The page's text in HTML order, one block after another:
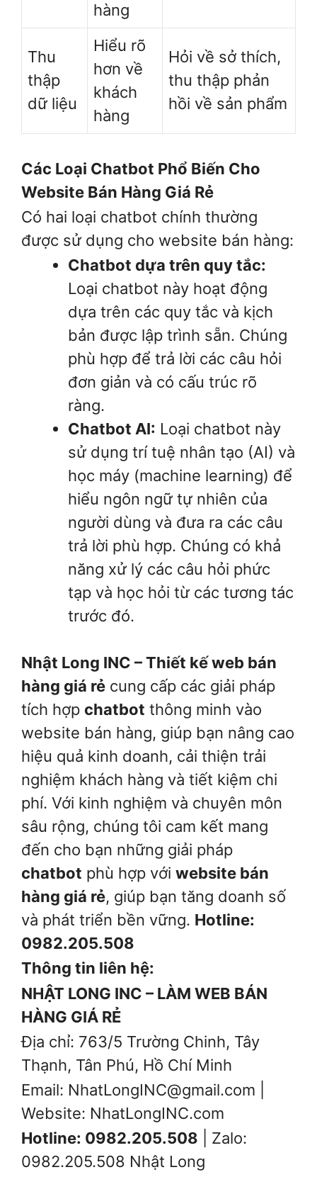
hàng
Thu
thập
dữ liệu
Hiểu rõ
hơn về
khách
hàng
Hỏi về sở thích,
thu thập phản
hồi về sản phẩm
Các Loại Chatbot Phổ Biến Cho
Website Bán Hàng Giá Rẻ
Có hai loại chatbot chính thường
được sử dụng cho website bán hàng:
Chatbot dựa trên quy tắc:
Loại chatbot này hoạt động
dựa trên các quy tắc và kịch
bản được lập trình sẵn. Chúng
phù hợp để trả lời các câu hỏi
đơn giản và có cấu trúc rõ
ràng.
Chatbot AI: Loại chatbot này
sử dụng trí tuệ nhân tạo (AI) và
học máy (machine learning) để
hiểu ngôn ngữ tự nhiên của
người dùng và đưa ra các câu
trả lời phù hợp. Chúng có khả
năng xử lý các câu hỏi phức
tạp và học hỏi từ các tương tác
trước đó.
Nhật Long INC – Thiết kế web bán
hàng giá rẻ cung cấp các giải pháp
tích hợp chatbot thông minh vào
website bán hàng, giúp bạn nâng cao
hiệu quả kinh doanh, cải thiện trải
nghiệm khách hàng và tiết kiệm chi
phí. Với kinh nghiệm và chuyên môn
sâu rộng, chúng tôi cam kết mang
đến cho bạn những giải pháp
chatbot phù hợp với website bán
hàng giá rẻ, giúp bạn tăng doanh số
và phát triển bền vững. Hotline:
0982.205.508
Thông tin liên hệ:
NHẬT LONG INC – LÀM WEB BÁN
HÀNG GIÁ RẺ
Địa chỉ: 763/5 Trường Chinh, Tây
Thạnh, Tân Phú, Hồ Chí Minh
Email: NhatLongINC@gmail.com |
Website: NhatLongINC.com
Hotline: 0982.205.508 | Zalo:
0982.205.508 Nhật Long